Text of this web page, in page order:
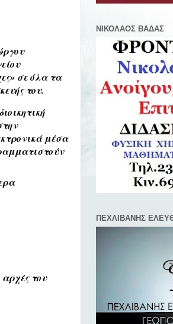
σε όλα τα
του.
μέσα
του
ΝΙΚΟΛΑΟΣ ΒΑΔΑΣ
ΠΕΧΛΙΒANΗΣ